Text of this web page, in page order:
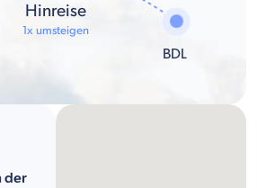
Hinreise
1x umsteigen
BDL
der